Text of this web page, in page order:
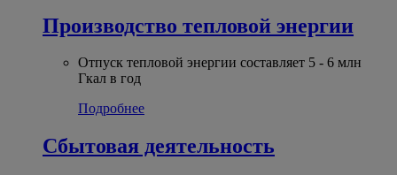
Производство тепловой энергии
Отпуск тепловой энергии составляет 5 - 6 млн
Гкал в год
Подробнее
Сбытовая деятельность